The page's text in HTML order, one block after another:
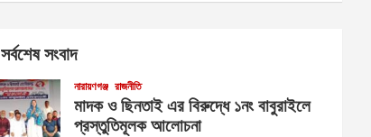
সর্বশেষ সংবাদ
নারায়ণগঞ্জ রাজনীতি
মাদক ও ছিনতাই এর বিরুদ্ধে ১নং বাবুরাইলে
প্রস্তুতিমূলক আলোচনা